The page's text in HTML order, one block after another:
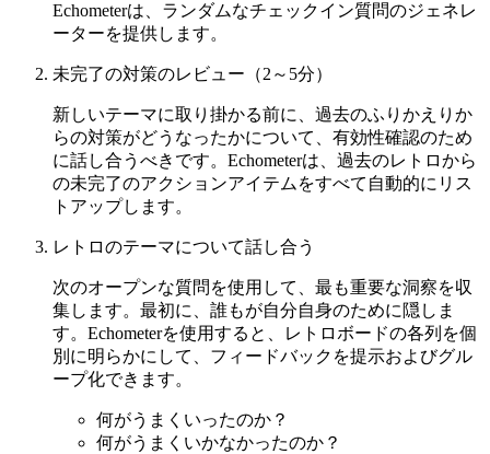
Echometerは、ランダムなチェックイン質問のジェネレ
ーターを提供します。
未完了の対策のレビュー（2～5分）
新しいテーマに取り掛かる前に、過去のふりかえりか
らの対策がどうなったかについて、有効性確認のため
に話し合うべきです。Echometerは、過去のレトロから
の未完了のアクションアイテムをすべて自動的にリス
トアップします。
レトロのテーマについて話し合う
次のオープンな質問を使用して、最も重要な洞察を収
集します。最初に、誰もが自分自身のために隠しま
す。Echometerを使用すると、レトロボードの各列を個
別に明らかにして、フィードバックを提示およびグル
ープ化できます。
何がうまくいったのか？
何がうまくいかなかったのか？